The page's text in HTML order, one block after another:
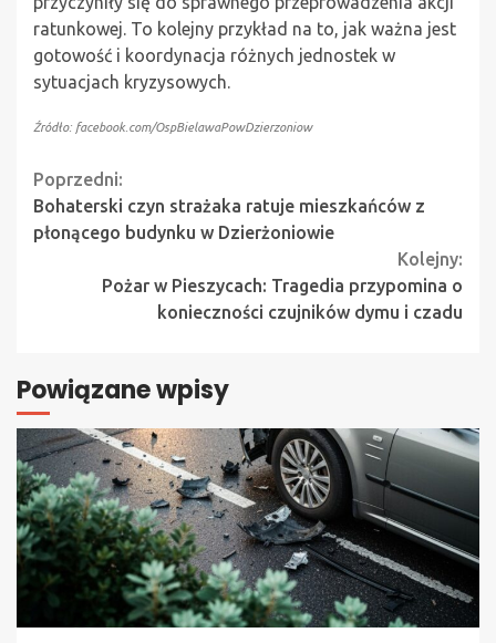
ratunkowej. To kolejny przykład na to, jak ważna jest
gotowość i koordynacja różnych jednostek w
sytuacjach kryzysowych.
Źródło: facebook.com/OspBielawaPowDzierzoniow
Continue
Reading
Poprzedni:
Bohaterski czyn strażaka ratuje mieszkańców z
płonącego budynku w Dzierżoniowie
Kolejny:
Pożar w Pieszycach: Tragedia przypomina o
konieczności czujników dymu i czadu
Powiązane wpisy